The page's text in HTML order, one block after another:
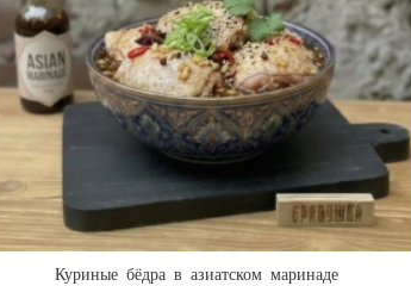
Куриные бёдра в азиатском маринаде